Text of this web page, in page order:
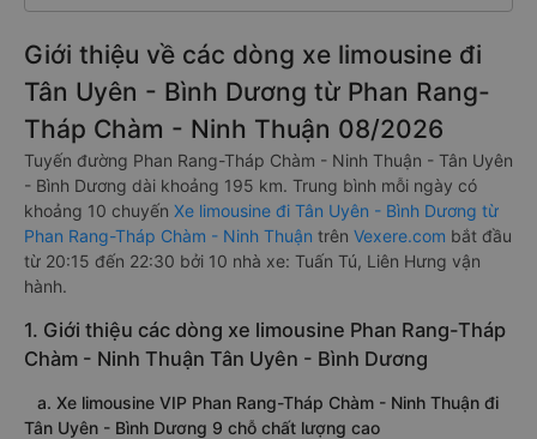
Giới thiệu về các dòng xe limousine đi
Tân Uyên - Bình Dương từ Phan Rang-
Tháp Chàm - Ninh Thuận 08/2026
Tuyến đường Phan Rang-Tháp Chàm - Ninh Thuận - Tân Uyên
- Bình Dương dài khoảng 195 km. Trung bình mỗi ngày có
khoảng 10 chuyến Xe limousine đi Tân Uyên - Bình Dương từ
Phan Rang-Tháp Chàm - Ninh Thuận trên Vexere.com bắt đầu
từ 20:15 đến 22:30 bởi 10 nhà xe: Tuấn Tú, Liên Hưng vận
hành.
1. Giới thiệu các dòng xe limousine Phan Rang-Tháp
Chàm - Ninh Thuận Tân Uyên - Bình Dương
a. Xe limousine VIP Phan Rang-Tháp Chàm - Ninh Thuận đi
Tân Uyên - Bình Dương 9 chỗ chất lượng cao